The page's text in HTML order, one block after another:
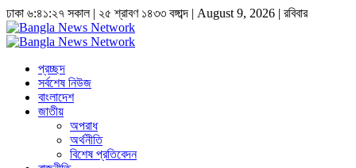
ঢাকা ৬:৪১:২৮ সকাল| ২৫ শ্রাবণ ১৪৩৩ বঙ্গাব্দ | August 9, 2026 | রবিবার
প্রচ্ছদ
সর্বশেষ নিউজ
বাংলাদেশ
জাতীয়
অপরাধ
অর্থনীতি
বিশেষ প্রতিবেদন